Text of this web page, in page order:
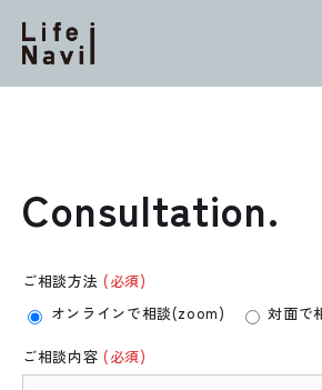
content
Consultation.
ご相談方法 (必須)
オンラインで相談(zoom)
対面で
ご相談内容 (必須)